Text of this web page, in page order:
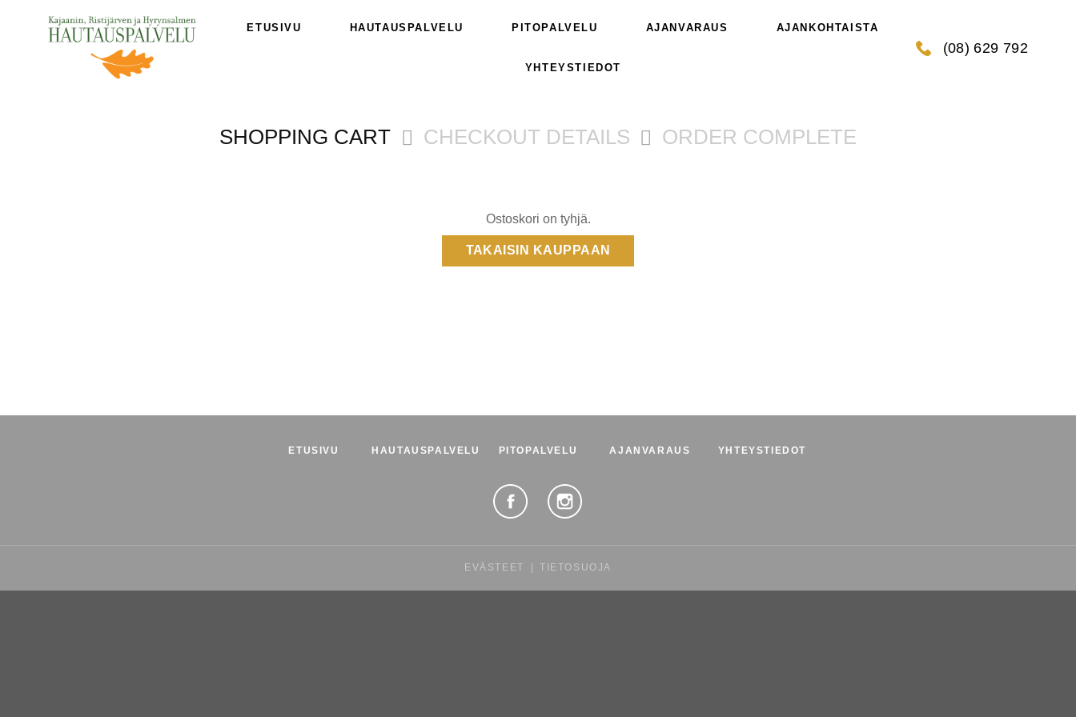
ETUSIVU HAUTAUSPALVELU PITOPALVELU AJANVARAUS AJANKOHTAISTA
YHTEYSTIEDOT
(08) 629 792
SHOPPING CART CHECKOUT DETAILS ORDER COMPLETE
Ostoskori on tyhjä.
TAKAISIN KAUPPAAN
ETUSIVU HAUTAUSPALVELU PITOPALVELU AJANVARAUS YHTEYSTIEDOT
EVÄSTEET | TIETOSUOJA